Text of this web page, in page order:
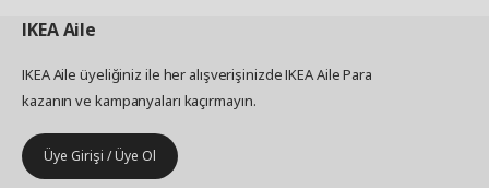
IKEAAile
IKEA Aile üyeliğiniz ile her alışverişinizde IKEA Aile Para
kazanın ve kampanyaları kaçırmayın.
Üye Girişi / Üye Ol